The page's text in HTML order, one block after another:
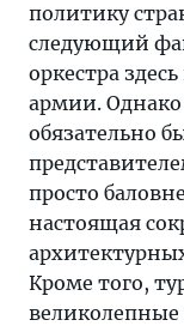
политику
следующий
оркестра
армии.
обязательно
просто
настоящая
Кроме того,
великолепные